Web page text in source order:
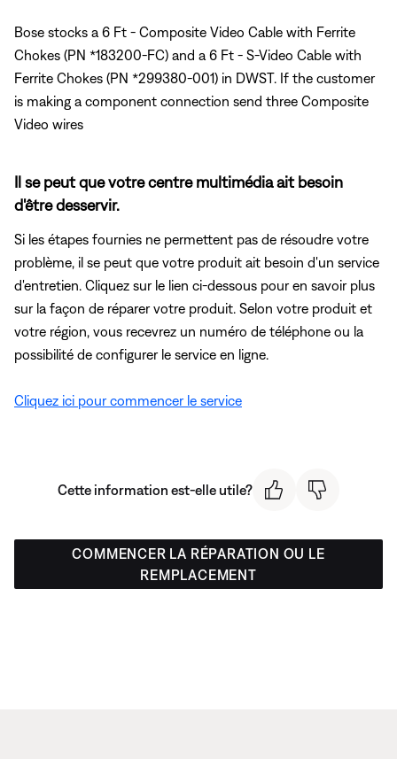
Bose stocks a 6 Ft - Composite Video Cable with Ferrite
Chokes (PN *183200-FC) and a 6 Ft - S-Video Cable with
Ferrite Chokes (PN *299380-001) in DWST. If the customer
is making a component connection send three Composite
Video wires
Il se peut que votre centre multimédia ait besoin
d'être desservir.
Si les étapes fournies ne permettent pas de résoudre votre
problème, il se peut que votre produit ait besoin d'un service
d'entretien. Cliquez sur le lien ci-dessous pour en savoir plus
sur la façon de réparer votre produit. Selon votre produit et
votre région, vous recevrez un numéro de téléphone ou la
possibilité de configurer le service en ligne.
Cliquez ici pour commencer le service
Cette information est-elle utile?
COMMENCER LA RÉPARATION OU LE
REMPLACEMENT